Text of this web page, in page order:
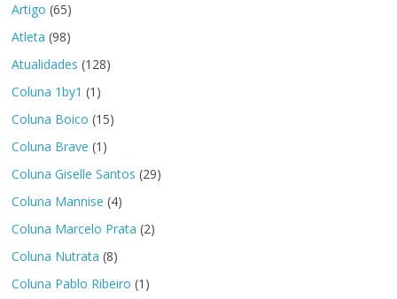
Artigo (65)
Atleta (98)
Atualidades (128)
Coluna 1by1 (1)
Coluna Boico (15)
Coluna Brave (1)
Coluna Giselle Santos (29)
Coluna Mannise (4)
Coluna Marcelo Prata (2)
Coluna Nutrata (8)
Coluna Pablo Ribeiro (1)